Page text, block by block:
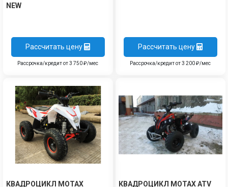
NEW
Рассчитать цену
Рассрочка/кредит от 3 750 ₽/мес
Рассчитать цену
Рассрочка/кредит от 3 200 ₽/мес
КВАДРОЦИКЛ MOTAX
КВАДРОЦИКЛ MOTAX ATV